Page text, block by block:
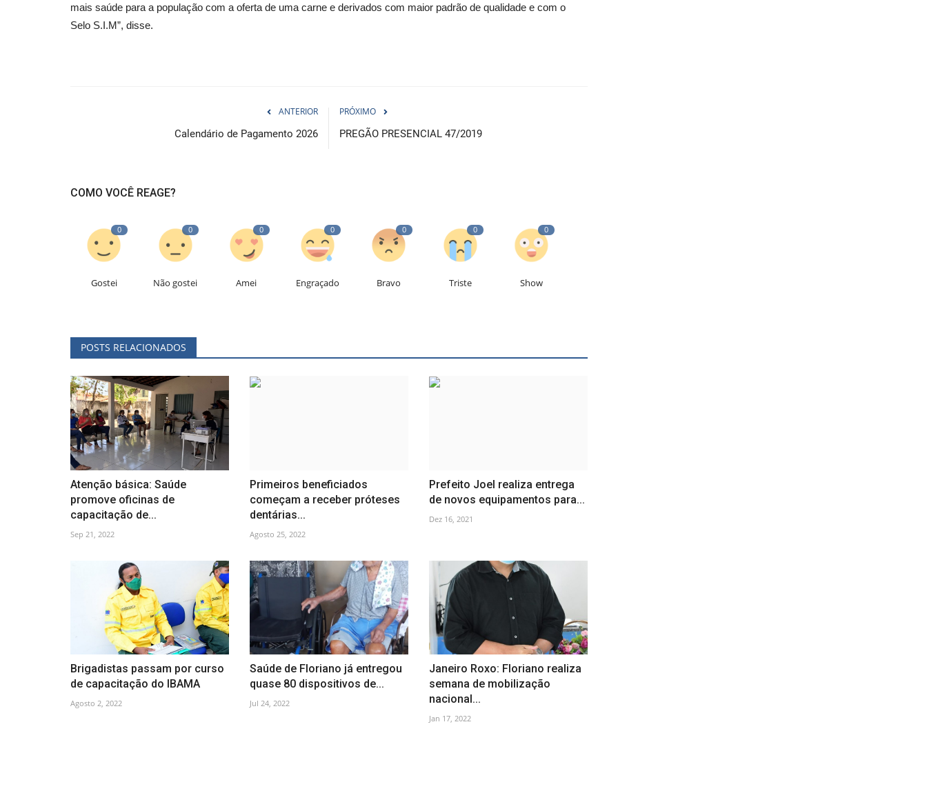
mais saúde para a população com a oferta de uma carne e derivados com maior padrão de qualidade e com o
Selo S.I.M”, disse.
ANTERIOR
Calendário de Pagamento 2026
PRÓXIMO
PREGÃO PRESENCIAL 47/2019
COMO VOCÊ REAGE?
0
Gostei
0
Não gostei
0
Amei
0
Engraçado
0
Bravo
0
Triste
0
Show
POSTS RELACIONADOS
Atenção básica: Saúde
promove oficinas de
capacitação de...
Sep 21, 2022
Primeiros beneficiados
começam a receber próteses
dentárias...
Agosto 25, 2022
Prefeito Joel realiza entrega
de novos equipamentos para...
Dez 16, 2021
Brigadistas passam por curso
de capacitação do IBAMA
Agosto 2, 2022
Saúde de Floriano já entregou
quase 80 dispositivos de...
Jul 24, 2022
Janeiro Roxo: Floriano realiza
semana de mobilização
nacional...
Jan 17, 2022